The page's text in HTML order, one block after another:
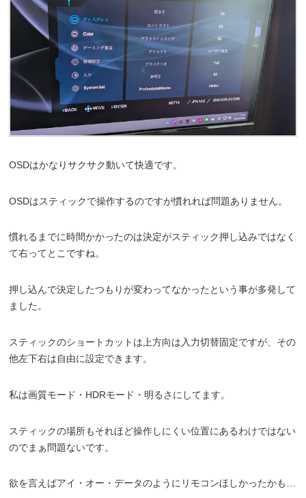
OSDはかなりサクサク動いて快適です。
OSDはスティックで操作するのですが慣れれば問題ありません。
慣れるまでに時間かかったのは決定がスティック押し込みではなく
て右ってとこですね。
押し込んで決定したつもりが変わってなかったという事が多発して
ました。
スティックのショートカットは上方向は入力切替固定ですが、その
他左下右は自由に設定できます。
私は画質モード・HDRモード・明るさにしてます。
スティックの場所もそれほど操作しにくい位置にあるわけではない
のでまぁ問題ないです。
欲を言えばアイ・オー・データのようにリモコンほしかったかも…